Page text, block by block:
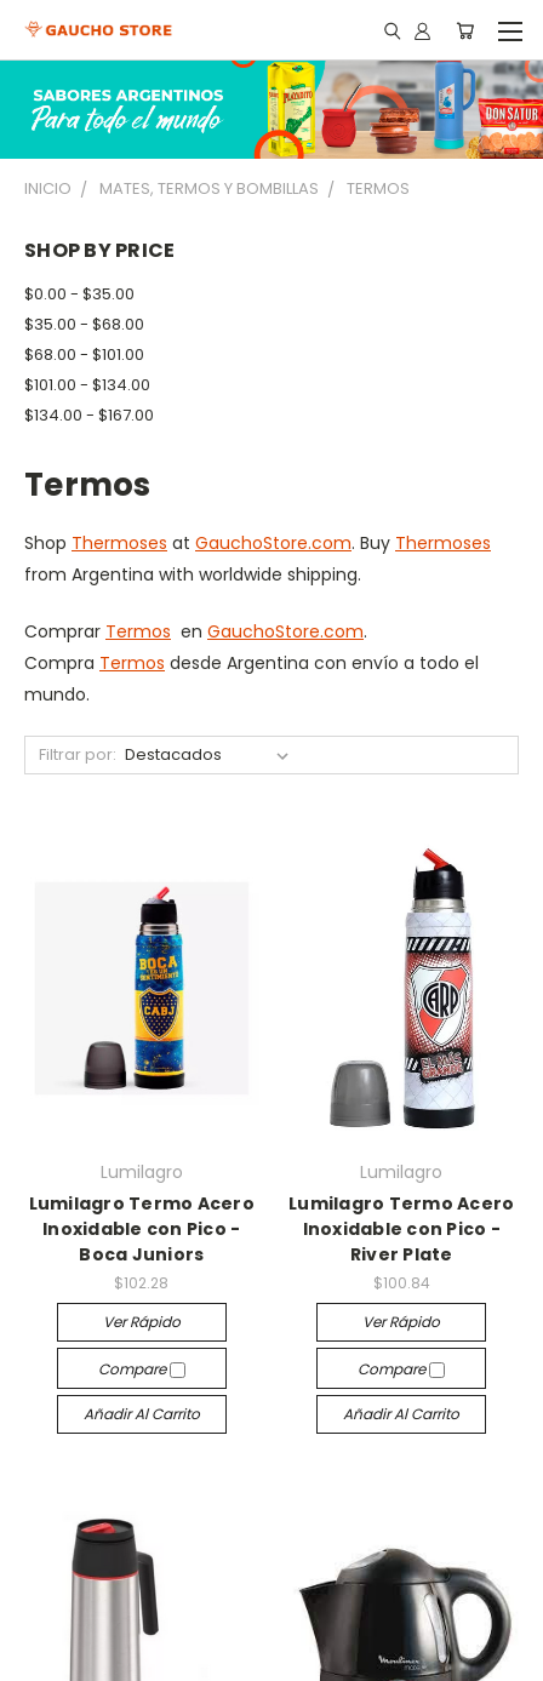
INICIO MATES, TERMOS Y BOMBILLAS TERMOS
SHOP BY PRICE
$0.00 - $35.00
$35.00 - $68.00
$68.00 - $101.00
$101.00 - $134.00
$134.00 - $167.00
Termos
Shop Thermoses at GauchoStore.com. Buy Thermoses
from Argentina with worldwide shipping.
Comprar Termos en GauchoStore.com.
Compra Termos desde Argentina con envío a todo el
mundo.
Filtrar por:
Lumilagro
Lumilagro Termo Acero
Inoxidable con Pico -
Boca Juniors
$102.28
Ver Rápido
Compare
Añadir Al Carrito
Lumilagro
Lumilagro Termo Acero
Inoxidable con Pico -
River Plate
$100.84
Ver Rápido
Compare
Añadir Al Carrito